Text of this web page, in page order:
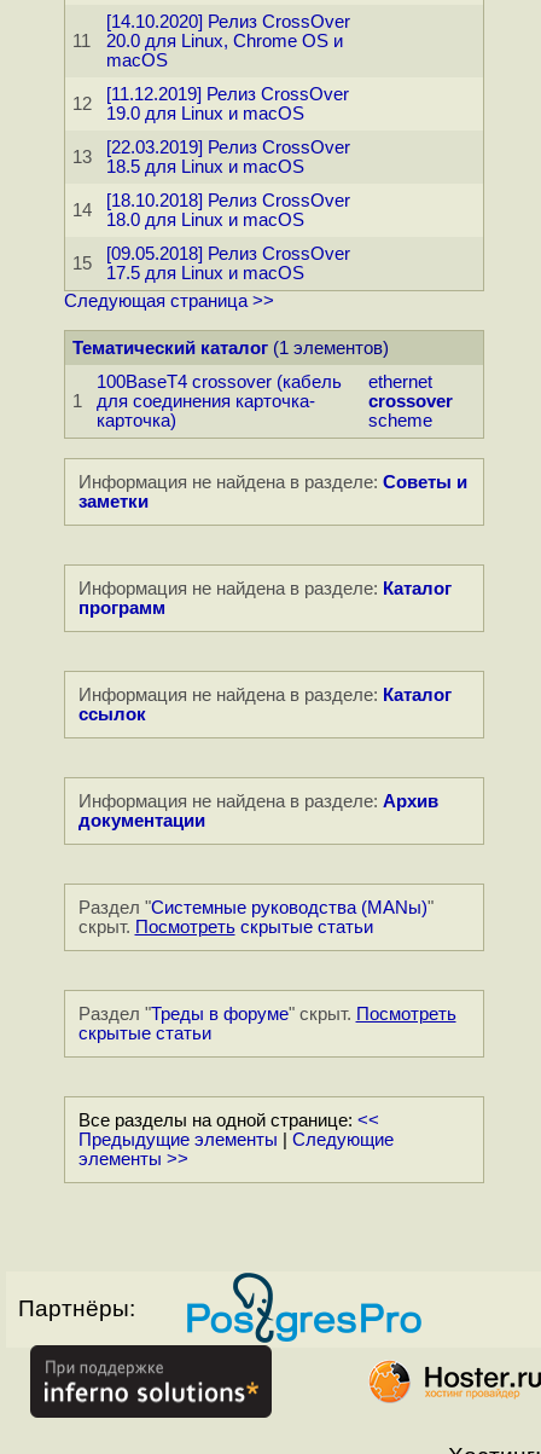
11
[14.10.2020] Релиз CrossOver
20.0 для Linux, Chrome OS и
macOS
12
[11.12.2019] Релиз CrossOver
19.0 для Linux и macOS
13
[22.03.2019] Релиз CrossOver
18.5 для Linux и macOS
14
[18.10.2018] Релиз CrossOver
18.0 для Linux и macOS
15
[09.05.2018] Релиз CrossOver
17.5 для Linux и macOS
Следующая страница >>
Тематический каталог(1 элементов)
1
100BaseT4 crossover (кабель
для соединения каpточка-
каpточка)
ethernet
crossover
scheme
Информация не найдена в разделе: Советы и
заметки
Информация не найдена в разделе: Каталог
программ
Информация не найдена в разделе: Каталог
ссылок
Информация не найдена в разделе: Архив
документации
Раздел "Системные руководства (MANы)"
скрыт. Посмотретьскрытые статьи
Раздел "Треды в форуме" скрыт. Посмотреть
скрытые статьи
Все разделы на одной странице: <<
Предыдущие элементы
Следующие
элементы >>
Партнёры: